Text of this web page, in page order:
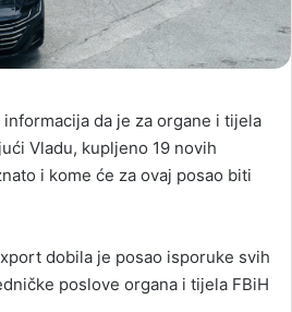
da je za organe i tijela
Vladu, kupljeno 19 novih
i kome će za ovaj posao biti
dobila je posao isporuke svih
poslove organa i tijela FBiH